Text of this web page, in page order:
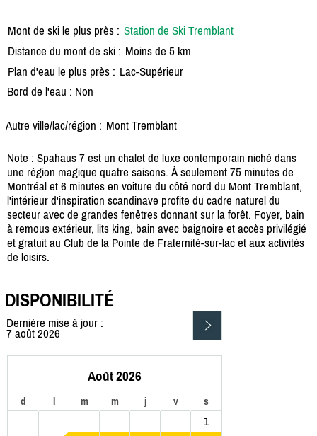
Mont de ski le plus près : Station de Ski Tremblant
Distance du mont de ski : Moins de 5 km
Plan d'eau le plus près : Lac-Supérieur
Bord de l'eau : Non
Autre ville/lac/région : Mont Tremblant
Note : Spahaus 7 est un chalet de luxe contemporain niché dans
une région magique quatre saisons. À seulement 75 minutes de
Montréal et 6 minutes en voiture du côté nord du Mont Tremblant,
l'intérieur d'inspiration scandinave profite du cadre naturel du
secteur avec de grandes fenêtres donnant sur la forêt. Foyer, bain
à remous extérieur, lits king, bain avec baignoire et accès privilégié
et gratuit au Club de la Pointe de Fraternité-sur-lac et aux activités
de loisirs.
DISPONIBILITÉ
Dernière mise à jour :
7 août 2026
Août 2026
d l m m j v s
1